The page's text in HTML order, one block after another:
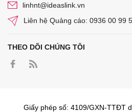
linhnt@ideaslink.vn
Liên hệ Quảng cáo: 0936 00 99
THEO DÕI CHÚNG TÔI
Giấy phép số: 4109/GXN-TTĐT